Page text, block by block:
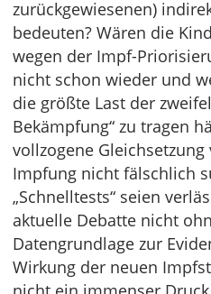
zurückgewiesenen)
bedeuten? Wären die
wegen der Impf-
nicht schon wieder und
die größte Last der
Bekämpfung“ zu tragen
vollzogene Gleichsetzung
Impfung nicht fälschlich
„Schnelltests“ seien
aktuelle Debatte nicht
Datengrundlage zur
Wirkung der neuen